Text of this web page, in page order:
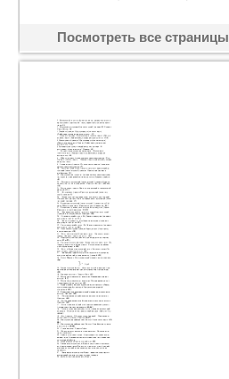
Посмотреть все страницы